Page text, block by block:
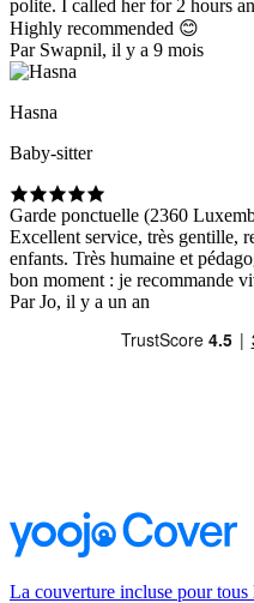
polite. I called her for 2 hours
Highly recommended 😊
Par Swapnil, il y a 9 mois
Hasna
Baby-sitter
Garde ponctuelle (2360
Excellent service, très gentille,
enfants. Très humaine et
bon moment : je recommande
Par Jo, il y a un an
La couverture incluse pour tous